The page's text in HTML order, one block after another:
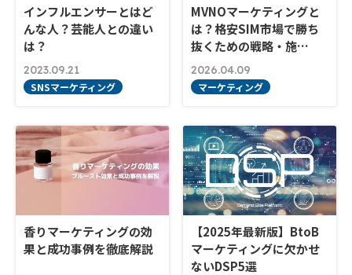
インフルエンサーとはど
んな人？芸能人との違い
は？
2023.09.21
SNSマーケティング
MVNOマーケティングと
は？格安SIM市場で勝ち
抜くための戦略・施…
2026.04.09
マーケティング
香りマーケティングの効
果と成功事例を徹底解説
【2025年最新版】BtoB
マーケティングに欠かせ
ないDSP5選